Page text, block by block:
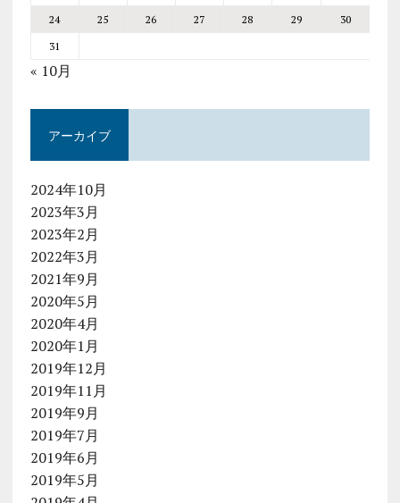
24
25 26 27 28 29
30
31
« 10月
アーカイブ
2024年10月
2023年3月
2023年2月
2022年3月
2021年9月
2020年5月
2020年4月
2020年1月
2019年12月
2019年11月
2019年9月
2019年7月
2019年6月
2019年5月